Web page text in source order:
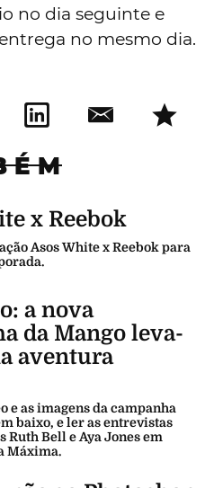
no dia seguinte e
no mesmo dia.
x Reebok
Asos White x Reebok para
a nova
da Mango leva-
aventura
e as imagens da campanha
baixo, e ler as entrevistas
Ruth Bell e Aya Jones em
Máxima.